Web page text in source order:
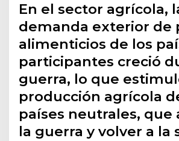
En el sector agrícola,
demanda exterior de
alimenticios de los
participantes creció
guerra, lo que
producción agrícola
países neutrales, que
la guerra y volver a la